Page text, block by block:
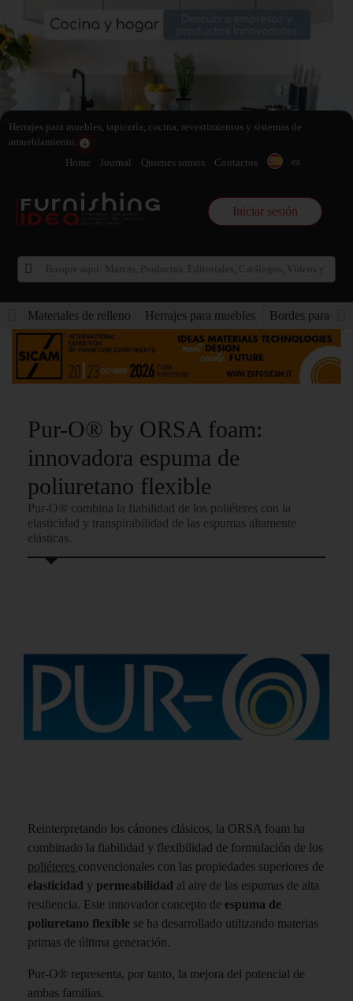
Herrajes para muebles, tapicería, cocina, revestimientos y sistemas de
amueblamiento.
Home
Journal Quienes somos Contactos es
Iniciar sesión
Materiales de relleno Herrajes para muebles Bordes para
Pur-O® by ORSA foam:
innovadora espuma de
poliuretano flexible
Pur-O® combina la fiabilidad de los poliéteres con la
elasticidad y transpirabilidad de las espumas altamente
elásticas.
Reinterpretando los cánones clásicos, la ORSA foam ha
combinado la fiabilidad y flexibilidad de formulación de los
poliéteres convencionales con las propiedades superiores de
elasticidad y permeabilidad al aire de las espumas de alta
resiliencia. Este innovador concepto de espuma de
poliuretano flexible se ha desarrollado utilizando materias
primas de última generación.
Pur-O® representa, por tanto, la mejora del potencial de
ambas familias.